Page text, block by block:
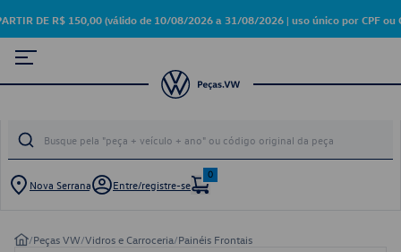
DE R$ 150,00 (válido de 10/08/2026 a 31/08/2026 | uso único por CPF ou
Nova Serrana Entre/registre-se
0
/Peças VW/Vidros e Carroceria/Painéis Frontais